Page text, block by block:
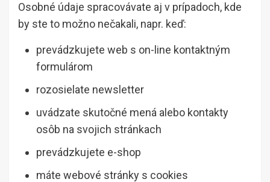
Osobné údaje spracovávate aj v prípadoch, kde
by ste to možno nečakali, napr. keď:
prevádzkujete web s on-line kontaktným
formulárom
rozosielate newsletter
uvádzate skutočné mená alebo kontakty
osôb na svojich stránkach
prevádzkujete e-shop
máte webové stránky s cookies